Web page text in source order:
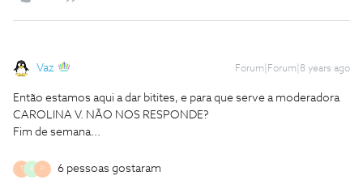
Vaz Forum|Forum|8 years ago
Então estamos aqui a dar bitites, e para que serve a moderadora
CAROLINA V. NÃO NOS RESPONDE?
Fim de semana...
P 6 pessoas gostaram